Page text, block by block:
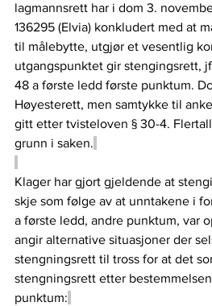
lagmannsrett har i dom 3.
136295 (Elvia) konkludert med at
til målebytte, utgjør et vesentlig
utgangspunktet gir stengingsrett,
48 a første ledd første punktum.
Høyesterett, men samtykke til
gitt etter tvisteloven § 30-4.
grunn i saken.
Klager har gjort gjeldende at
skje som følge av at unntakene i
a første ledd, andre punktum, var
angir alternative situasjoner der
stengningsrett til tross for at det
stengningsrett etter
punktum: